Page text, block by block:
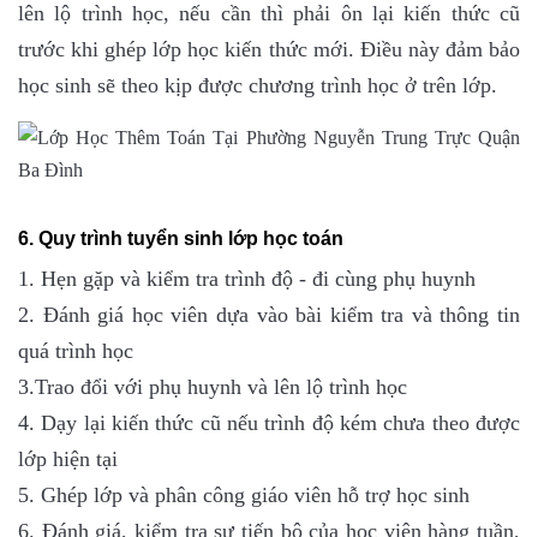
lên lộ trình học, nếu cần thì phải ôn lại kiến thức cũ
trước khi ghép lớp học kiến thức mới. Điều này đảm bảo
học sinh sẽ theo kịp được chương trình học ở trên lớp.
6. Quy trình tuyển sinh lớp học toán
1. Hẹn gặp và kiểm tra trình độ - đi cùng phụ huynh
2. Đánh giá học viên dựa vào bài kiểm tra và thông tin
quá trình học
3.Trao đổi với phụ huynh và lên lộ trình học
4. Dạy lại kiến thức cũ nếu trình độ kém chưa theo được
lớp hiện tại
5. Ghép lớp và phân công giáo viên hỗ trợ học sinh
6. Đánh giá, kiểm tra sự tiến bộ của học viên hàng tuần,